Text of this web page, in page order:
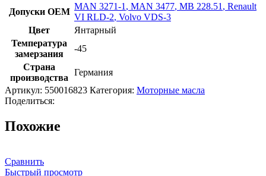
Допуски OEM
MAN 3271-1 , MAN 3477, MB 228.51 , Renault
VI RLD-2, Volvo VDS-3
Цвет
Янтарный
Температура
замерзания
-45
Страна
производства
Германия
Артикул: 550016823 Категория: Моторные масла
Поделиться:
Похожие
Сравнить
Быстрый просмотр